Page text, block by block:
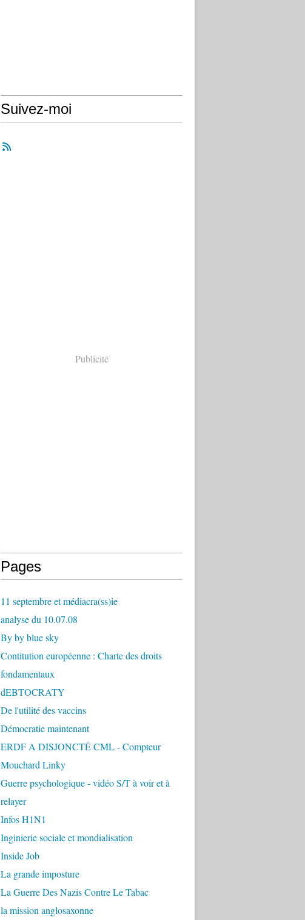
Suivez-moi
Publicité
Pages
11 septembre et médiacra(ss)ie
analyse du 10.07.08
By by blue sky
Contitution européenne : Charte des droits
fondamentaux
dEBTOCRATY
De l'utilité des vaccins
Démocratie maintenant
ERDF A DISJONCTÉ CML - Compteur
Mouchard Linky
Guerre psychologique - vidéo S/T à voir et à
relayer
Infos H1N1
Inginierie sociale et mondialisation
Inside Job
La grande imposture
La Guerre Des Nazis Contre Le Tabac
la mission anglosaxonne